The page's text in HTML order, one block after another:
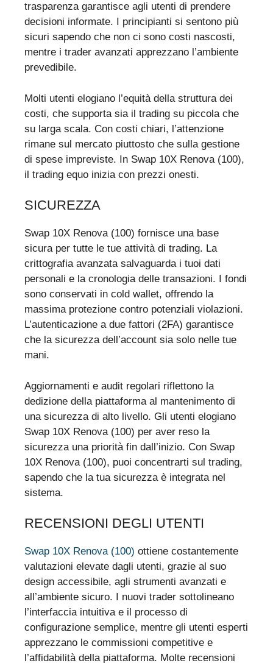
trasparenza garantisce agli utenti di prendere
decisioni informate. I principianti si sentono più
sicuri sapendo che non ci sono costi nascosti,
mentre i trader avanzati apprezzano l’ambiente
prevedibile.
Molti utenti elogiano l’equità della struttura dei
costi, che supporta sia il trading su piccola che
su larga scala. Con costi chiari, l’attenzione
rimane sul mercato piuttosto che sulla gestione
di spese impreviste. In Swap 10X Renova (100),
il trading equo inizia con prezzi onesti.
SICUREZZA
Swap 10X Renova (100) fornisce una base
sicura per tutte le tue attività di trading. La
crittografia avanzata salvaguarda i tuoi dati
personali e la cronologia delle transazioni. I fondi
sono conservati in cold wallet, offrendo la
massima protezione contro potenziali violazioni.
L’autenticazione a due fattori (2FA) garantisce
che la sicurezza dell’account sia solo nelle tue
mani.
Aggiornamenti e audit regolari riflettono la
dedizione della piattaforma al mantenimento di
una sicurezza di alto livello. Gli utenti elogiano
Swap 10X Renova (100) per aver reso la
sicurezza una priorità fin dall’inizio. Con Swap
10X Renova (100), puoi concentrarti sul trading,
sapendo che la tua sicurezza è integrata nel
sistema.
RECENSIONI DEGLI UTENTI
Swap 10X Renova (100) ottiene costantemente
valutazioni elevate dagli utenti, grazie al suo
design accessibile, agli strumenti avanzati e
all’ambiente sicuro. I nuovi trader sottolineano
l’interfaccia intuitiva e il processo di
configurazione semplice, mentre gli utenti esperti
apprezzano le commissioni competitive e
l’affidabilità della piattaforma. Molte recensioni